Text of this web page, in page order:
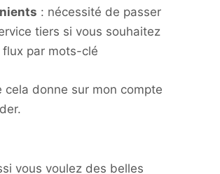
: nécessité de passer
tiers si vous souhaitez
par mots-clé
cela donne sur mon compte
vous voulez des belles